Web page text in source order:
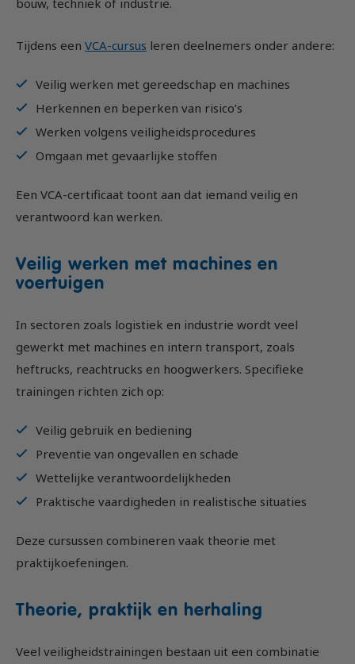
Tijdens een VCA-cursus leren deelnemers onder andere:
Veilig werken met gereedschap en machines
Herkennen en beperken van risico’s
Werken volgens veiligheidsprocedures
Omgaan met gevaarlijke stoffen
Een VCA-certificaat toont aan dat iemand veilig en
verantwoord kan werken.
Veilig werken met machines en
voertuigen
In sectoren zoals logistiek en industrie wordt veel
gewerkt met machines en intern transport, zoals
heftrucks, reachtrucks en hoogwerkers. Specifieke
trainingen richten zich op:
Veilig gebruik en bediening
Preventie van ongevallen en schade
Wettelijke verantwoordelijkheden
Praktische vaardigheden in realistische situaties
Deze cursussen combineren vaak theorie met
praktijkoefeningen.
Theorie, praktijk en herhaling
Veel veiligheidstrainingen bestaan uit een combinatie